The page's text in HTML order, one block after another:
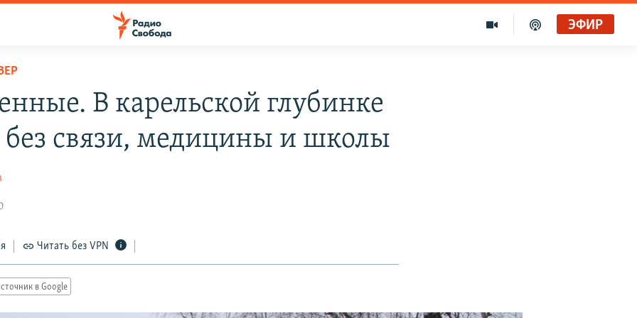
ЭФИР
В карельской глубинке
связи, медицины и школы
Читать без VPN
в Google